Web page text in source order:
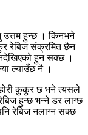
उत्तम हुन्छ । किनभने
रेबिज संक्रमित छैन
हुन सक्छ ।
ल्याउँछ नै ।
कुकुर छ भने त्यसले
हुन्छ भन्ने डर लाग्छ
रेबिज नलाग्न सक्छ